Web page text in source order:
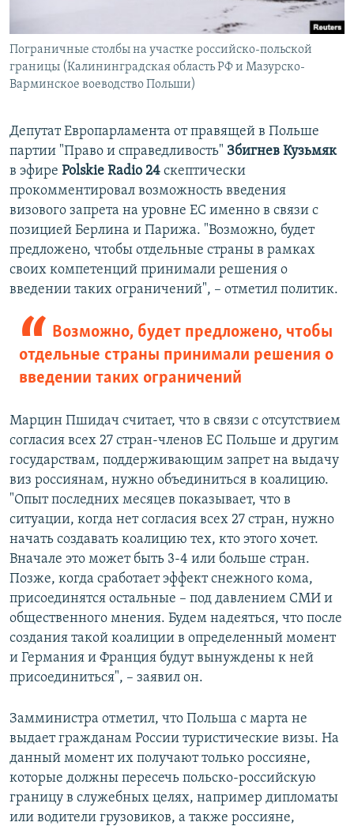
Пограничные столбы на участке российско-польской
границы (Калининградская область РФ и Мазурско-
Варминское воеводство Польши)
Депутат Европарламента от правящей в Польше
партии "Право и справедливость" Збигнев Кузьмяк
в эфире Polskie Radio 24 скептически
прокомментировал возможность введения
визового запрета на уровне ЕС именно в связи с
позицией Берлина и Парижа. "Возможно, будет
предложено, чтобы отдельные страны в рамках
своих компетенций принимали решения о
введении таких ограничений", – отметил политик.
Возможно, будет предложено, чтобы
отдельные страны принимали решения о
введении таких ограничений
Марцин Пшидач считает, что в связи с отсутствием
согласия всех 27 стран-членов ЕС Польше и другим
государствам, поддерживающим запрет на выдачу
виз россиянам, нужно объединиться в коалицию.
"Опыт последних месяцев показывает, что в
ситуации, когда нет согласия всех 27 стран, нужно
начать создавать коалицию тех, кто этого хочет.
Вначале это может быть 3-4 или больше стран.
Позже, когда сработает эффект снежного кома,
присоединятся остальные – под давлением СМИ и
общественного мнения. Будем надеяться, что после
создания такой коалиции в определенный момент
и Германия и Франция будут вынуждены к ней
присоединиться", – заявил он.
Замминистра отметил, что Польша с марта не
выдает гражданам России туристические визы. На
данный момент их получают только россияне,
которые должны пересечь польско-российскую
границу в служебных целях, например дипломаты
или водители грузовиков, а также россияне,